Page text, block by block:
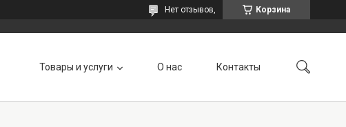
Корзина
Нет отзывов,
Товары и услуги О нас Контакты